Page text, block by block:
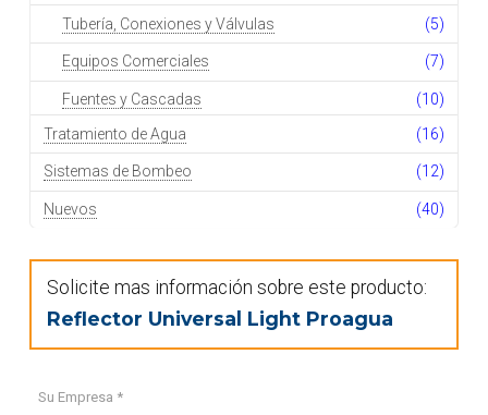
Tubería, Conexiones y Válvulas (5)
Equipos Comerciales (7)
Fuentes y Cascadas
(10)
Tratamiento de Agua
(16)
Sistemas de Bombeo (12)
Nuevos (40)
Solicite mas información sobre este producto:
Reflector Universal Light Proagua